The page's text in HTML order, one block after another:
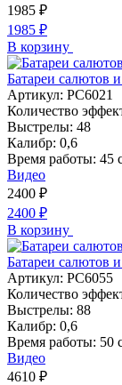
1985 ₽
1985 ₽
В корзину
Батареи
Артикул: РС6021
Количество
Выстрелы: 48
Калибр: 0,6
Время работы: 45
Видео
2400 ₽
2400 ₽
В корзину
Батареи
Артикул: РС6055
Количество
Выстрелы: 88
Калибр: 0,6
Время работы: 50
Видео
4610 ₽